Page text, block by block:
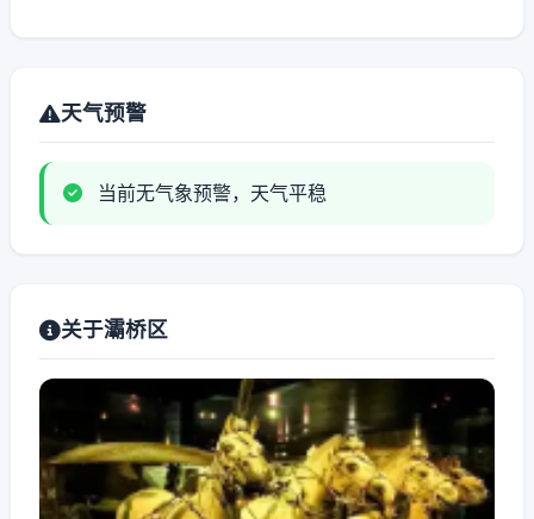
天气预警
当前无气象预警，天气平稳
关于灞桥区